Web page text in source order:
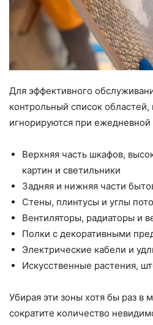
Для эффективного
контрольный список областей,
игнорируются при ежедневной
Верхняя часть шкафов,
картин и светильники
Задняя и нижняя части
Стены, плинтусы и углы
Вентиляторы, радиаторы и
Полки с декоративными
Электрические кабели и
Искусственные растения,
Убирая эти зоны хотя бы раз в
сократите количество